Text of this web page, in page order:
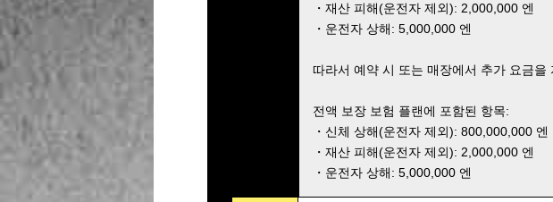
・재산 피해(운전자 제외): 2,000,000 엔
・운전자 상해: 5,000,000 엔
따라서 예약 시 또는 매장에서 추가 요금
전액 보장 보험 플랜에 포함된 항목:
・신체 상해(운전자 제외): 800,000,000 엔
・재산 피해(운전자 제외): 2,000,000 엔
・운전자 상해: 5,000,000 엔